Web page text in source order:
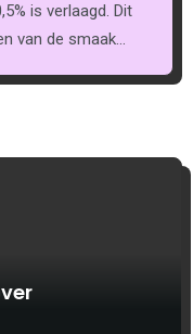
is verlaagd. Dit
van de smaak…